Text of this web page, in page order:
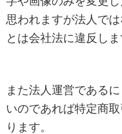
思われますが法人で
とは会社法に違反しま
また法人運営である
いのであれば特定商
ります。